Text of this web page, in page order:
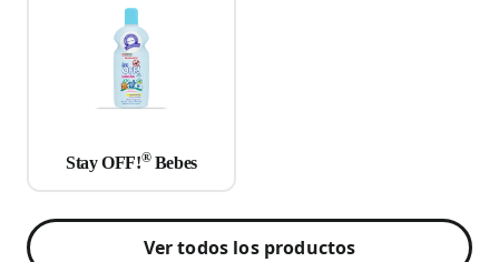
Stay OFF!®Bebes
Ver todos los productos